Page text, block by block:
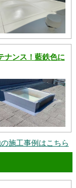
ンス！藍鉄色に
施工事例はこちら